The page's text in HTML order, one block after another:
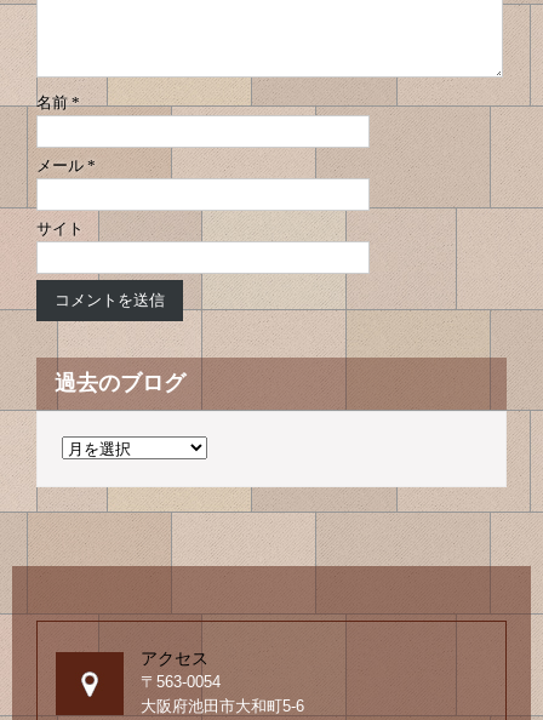
ン
名前*
メール *
サイト
過去のブログ
過
の
ブ
グ
アクセス
〒563-0054
大阪府池田市大和町5-6